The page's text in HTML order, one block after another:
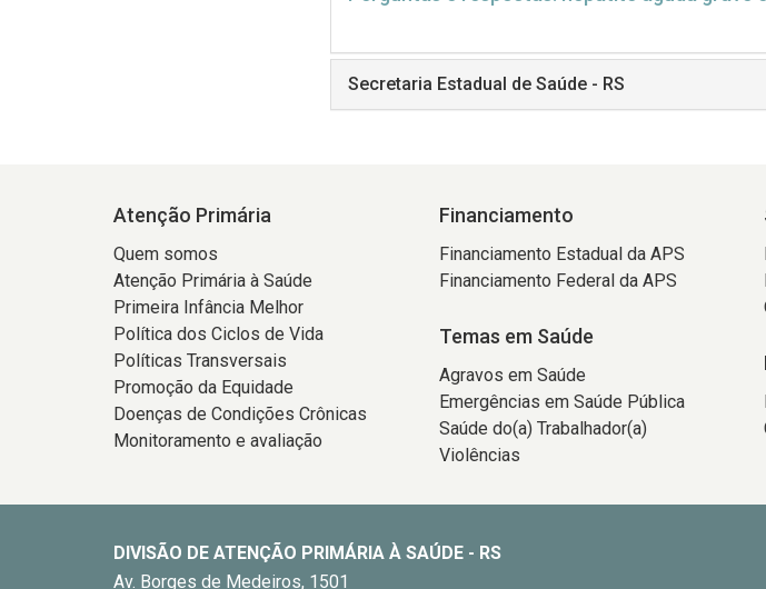
Secretaria Estadual de Saúde - RS
Atenção Primária
Quem somos
Atenção Primária à Saúde
Primeira Infância Melhor
Política dos Ciclos de Vida
Políticas Transversais
Promoção da Equidade
Doenças de Condições Crônicas
Monitoramento e avaliação
Financiamento
Financiamento Estadual da APS
Financiamento Federal da APS
Temas em Saúde
Agravos em Saúde
Emergências em Saúde Pública
Saúde do(a) Trabalhador(a)
Violências
DIVISÃO DE ATENÇÃO PRIMÁRIA À SAÚDE - RS
Av. Borges de Medeiros, 1501